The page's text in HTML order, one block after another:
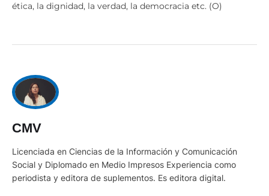
ética, la dignidad, la verdad, la democracia etc. (O)
CMV
Licenciada en Ciencias de la Información y Comunicación
Social y Diplomado en Medio Impresos Experiencia como
periodista y editora de suplementos. Es editora digital.